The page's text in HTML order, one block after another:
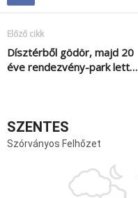
Előző cikk
Dísztérből gödör, majd 20
éve rendezvény-park lett…
SZENTES
Szórványos Felhőzet